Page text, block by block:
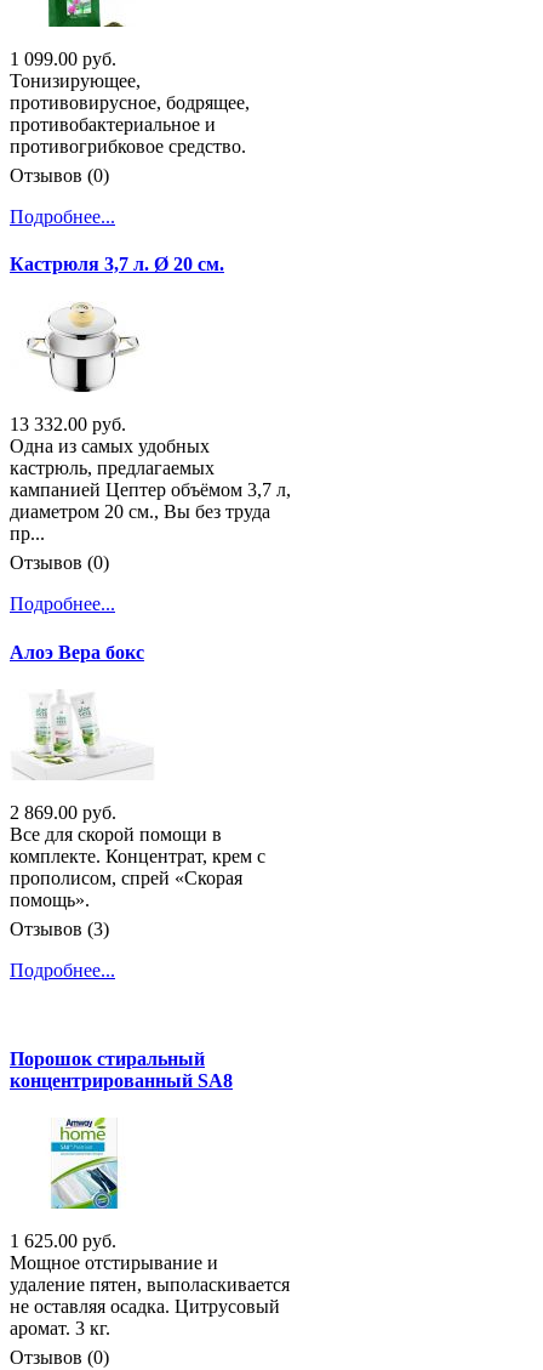
1 099.00 руб.
Тонизирующее,
противовирусное, бодрящее,
противобактериальное и
противогрибковое средство.
Отзывов (0)
Подробнее...
Кастрюля 3,7 л. Ø 20 см.
13 332.00 руб.
Одна из самых удобных
кастрюль, предлагаемых
кампанией Цептер объёмом 3,7 л,
диаметром 20 см., Вы без труда
пр...
Отзывов (0)
Подробнее...
Алоэ Вера бокс
2 869.00 руб.
Все для скорой помощи в
комплекте. Концентрат, крем с
прополисом, спрей «Скорая
помощь».
Отзывов (3)
Подробнее...
Порошок стиральный
концентрированный SA8
1 625.00 руб.
Мощное отстирывание и
удаление пятен, выполаскивается
не оставляя осадка. Цитрусовый
аромат. 3 кг.
Отзывов (0)